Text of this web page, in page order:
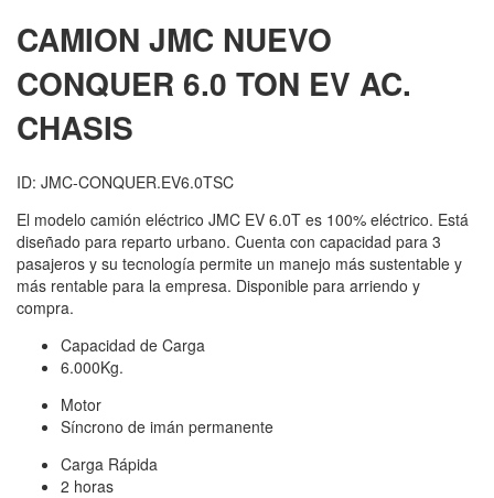
CAMION JMC NUEVO
CONQUER 6.0 TON EV AC.
CHASIS
ID: JMC-CONQUER.EV6.0TSC
El modelo camión eléctrico JMC EV 6.0T es 100% eléctrico. Está
diseñado para reparto urbano. Cuenta con capacidad para 3
pasajeros y su tecnología permite un manejo más sustentable y
más rentable para la empresa. Disponible para arriendo y
compra.
Capacidad de Carga
6.000Kg.
Motor
Síncrono de imán permanente
Carga Rápida
2 horas